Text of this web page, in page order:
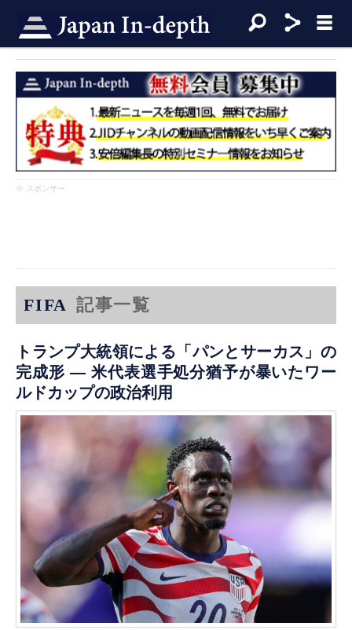
※ スポンサー
FIFA 記事一覧
トランプ大統領による「パンとサーカス」の
完成形 ― 米代表選手処分猶予が暴いたワー
ルドカップの政治利用